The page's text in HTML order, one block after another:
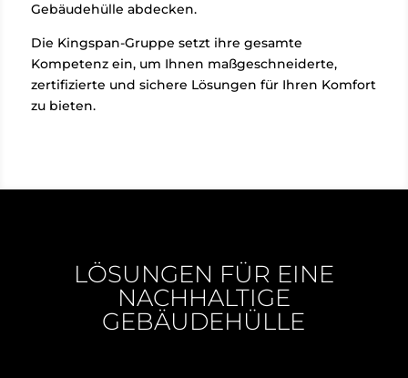
Gebäudehülle abdecken.
Die Kingspan-Gruppe setzt ihre gesamte
Kompetenz ein, um Ihnen maßgeschneiderte,
zertifizierte und sichere Lösungen für Ihren Komfort
zu bieten.
LÖSUNGEN FÜR EINE
NACHHALTIGE
GEBÄUDEHÜLLE